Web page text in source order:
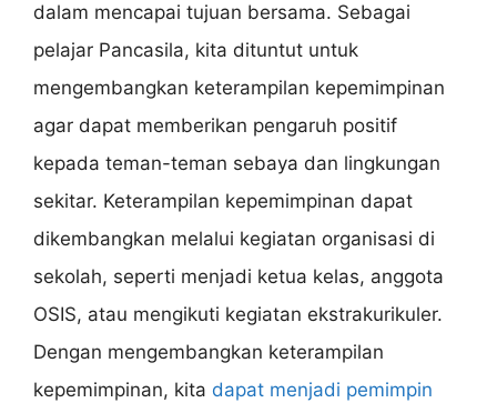
dalam mencapai tujuan bersama. Sebagai
pelajar Pancasila, kita dituntut untuk
mengembangkan keterampilan kepemimpinan
agar dapat memberikan pengaruh positif
kepada teman-teman sebaya dan lingkungan
sekitar. Keterampilan kepemimpinan dapat
dikembangkan melalui kegiatan organisasi di
sekolah, seperti menjadi ketua kelas, anggota
OSIS, atau mengikuti kegiatan ekstrakurikuler.
Dengan mengembangkan keterampilan
kepemimpinan, kita dapat menjadi pemimpin